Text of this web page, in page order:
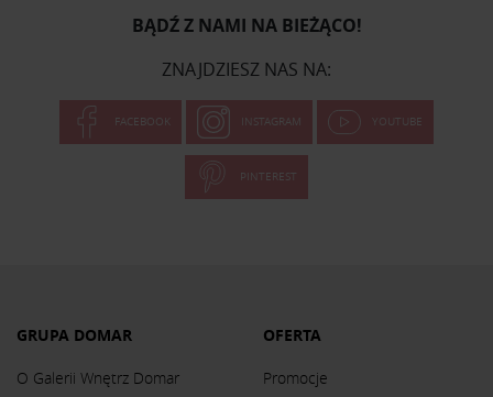
BĄDŹ Z NAMI NA BIEŻĄCO!
ZNAJDZIESZ NAS NA:
FACEBOOK INSTAGRAM YOUTUBE
PINTEREST
GRUPA DOMAR
O Galerii Wnętrz Domar
OFERTA
Promocje